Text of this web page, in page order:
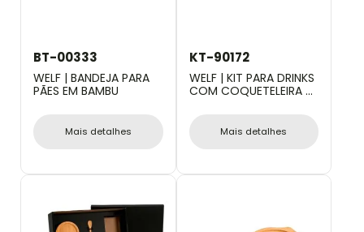
BT-00333
WELF | BANDEJA PARA
PÃES EM BAMBU
Mais detalhes
KT-90172
WELF | KIT PARA DRINKS
COM COQUETELEIRA -
Mais detalhes